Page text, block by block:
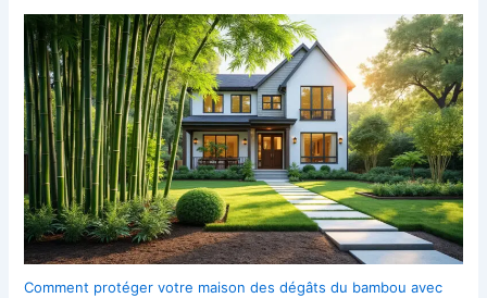
Comment protéger votre maison des dégâts du bambou avec